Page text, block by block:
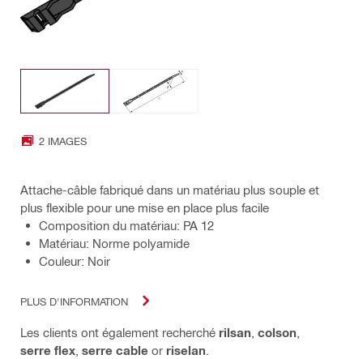
2 IMAGES
Attache-câble fabriqué dans un matériau plus souple et
plus flexible pour une mise en place plus facile
Composition du matériau: PA 12
Matériau: Norme polyamide
Couleur: Noir
PLUS D'INFORMATION
Les clients ont également recherché rilsan colson
serre flex serre cable or riselan